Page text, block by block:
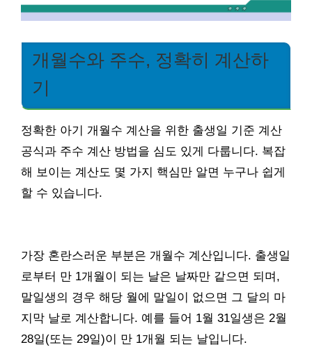
개월수와 주수, 정확히 계산하
기
정확한 아기 개월수 계산을 위한 출생일 기준 계산
공식과 주수 계산 방법을 심도 있게 다룹니다. 복잡
해 보이는 계산도 몇 가지 핵심만 알면 누구나 쉽게
할 수 있습니다.
가장 혼란스러운 부분은 개월수 계산입니다. 출생일
로부터 만 1개월이 되는 날은 날짜만 같으면 되며,
말일생의 경우 해당 월에 말일이 없으면 그 달의 마
지막 날로 계산합니다. 예를 들어 1월 31일생은 2월
28일(또는 29일)이 만 1개월 되는 날입니다.